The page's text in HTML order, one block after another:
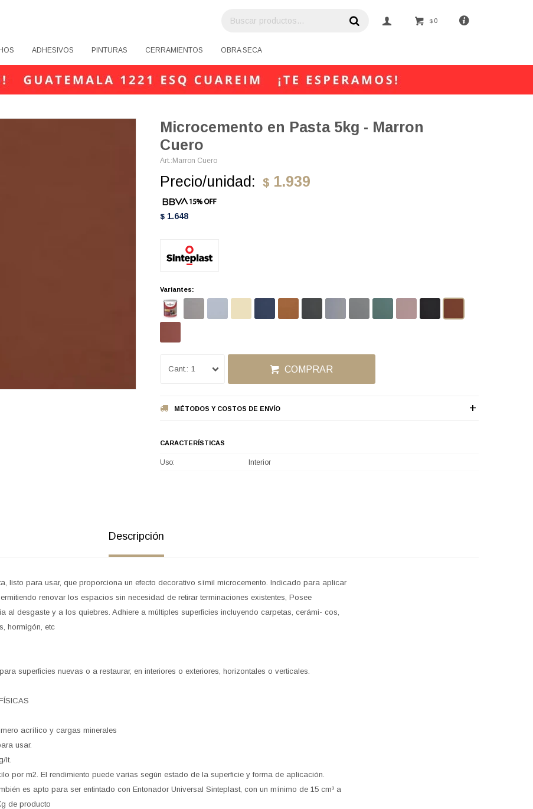
ADHESIVOS PINTURAS CERRAMIENTOS OBRA SECA
$ 0
Microcemento en Pasta 5kg - Marron
Cuero
Marron Cuero
Precio/unidad: $ 1.939
$ 1.648
Variantes:
1 COMPRAR
MÉTODOS Y COSTOS DE ENVÍO
CARACTERÍSTICAS
Uso Interior
Descripción
listo para usar, que proporciona un efecto decorativo símil microcemento. Indicado para aplicar
renovar los espacios sin necesidad de retirar terminaciones existentes, Posee
al desgaste y a los quiebres. Adhiere a múltiples superficies incluyendo carpetas, cerámi- cos,
hormigón, etc
superficies nuevas o a restaurar, en interiores o exteriores, horizontales o verticales.
acrílico y cargas minerales
usar.
It.
por m2. El rendimiento puede varias según estado de la superficie y forma de aplicación.
es apto para ser entintado con Entonador Universal Sinteplast, con un mínimo de 15 cm³ a
de producto